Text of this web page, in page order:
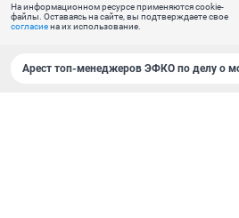
На информационном ресурсе применяются cookie-
файлы. Оставаясь на сайте, вы подтверждаете свое
согласиена их использование.
Арест топ-менеджеров ЭФКО по делу о